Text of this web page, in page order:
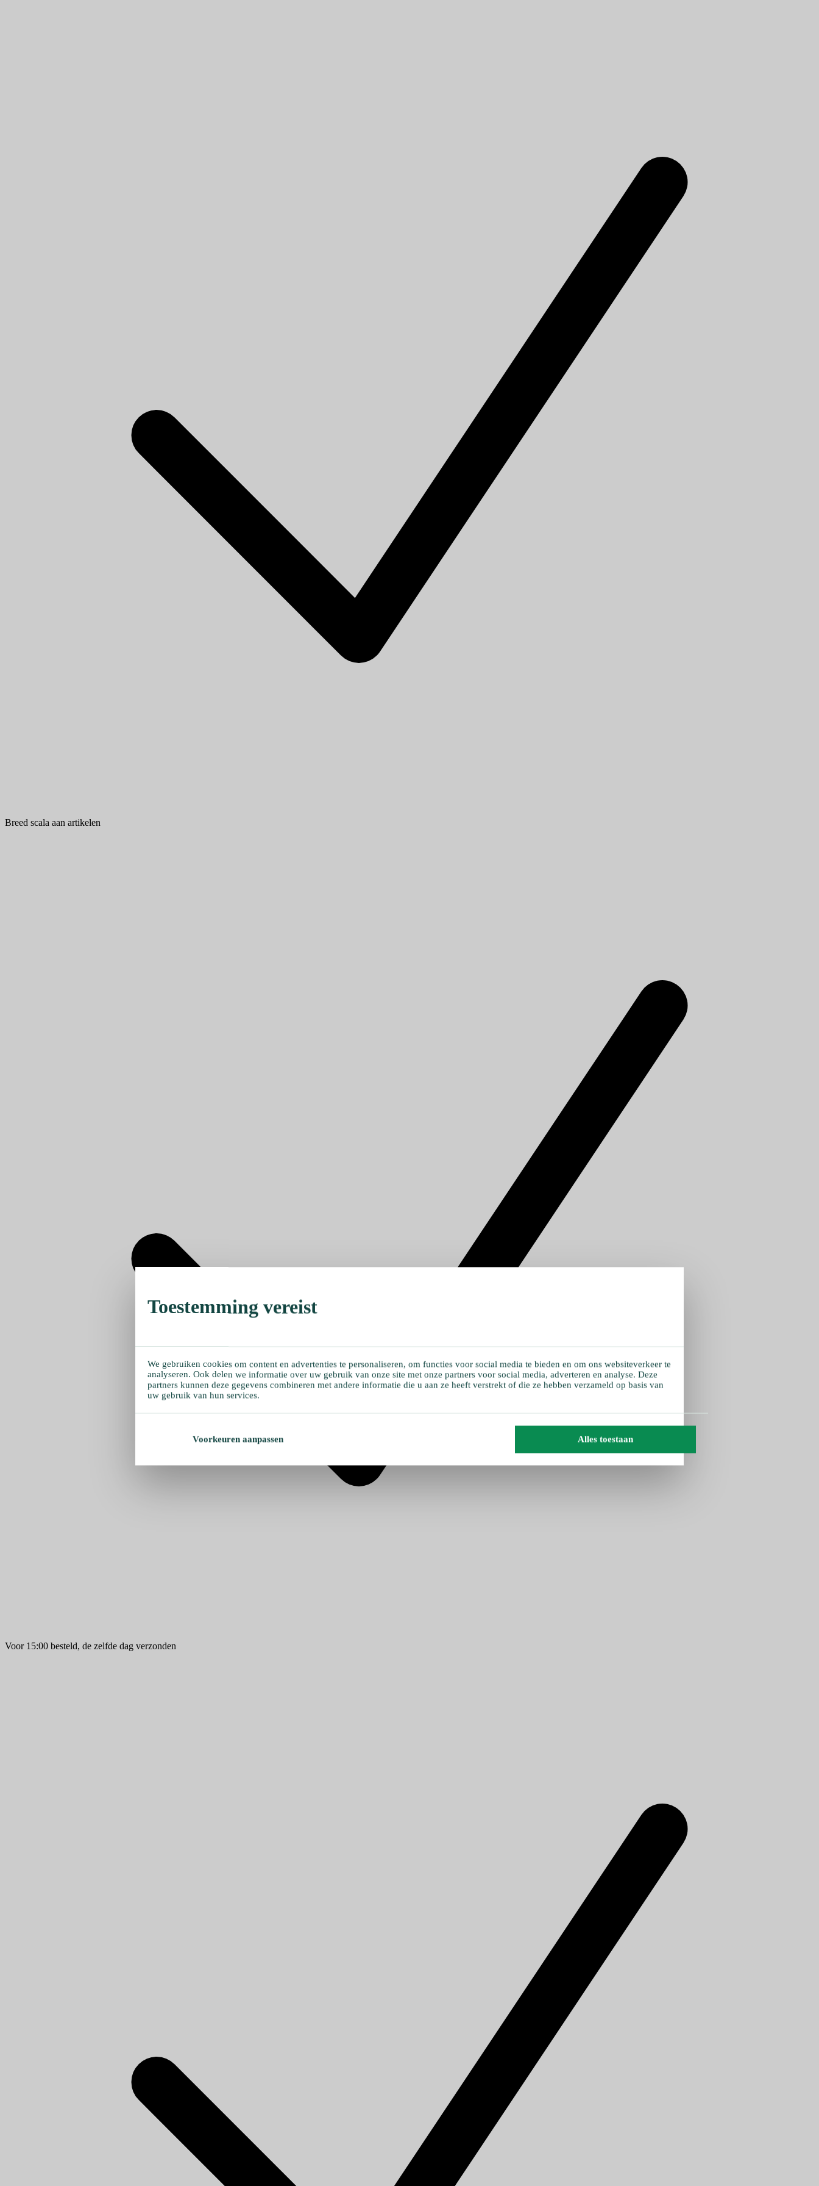
Breed scala aan artikelen
Voor 15:00 besteld, de zelfde dag verzonden
Toestemming vereist
We gebruiken cookies om content en advertenties te personaliseren, om functies voor social media te bieden en om ons websiteverkeer te
analyseren. Ook delen we informatie over uw gebruik van onze site met onze partners voor social media, adverteren en analyse. Deze
partners kunnen deze gegevens combineren met andere informatie die u aan ze heeft verstrekt of die ze hebben verzameld op basis van
uw gebruik van hun services.
Voorkeuren aanpassen Alles toestaan